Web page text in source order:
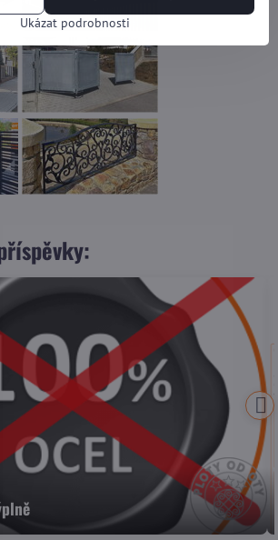
Ukázat podrobnosti